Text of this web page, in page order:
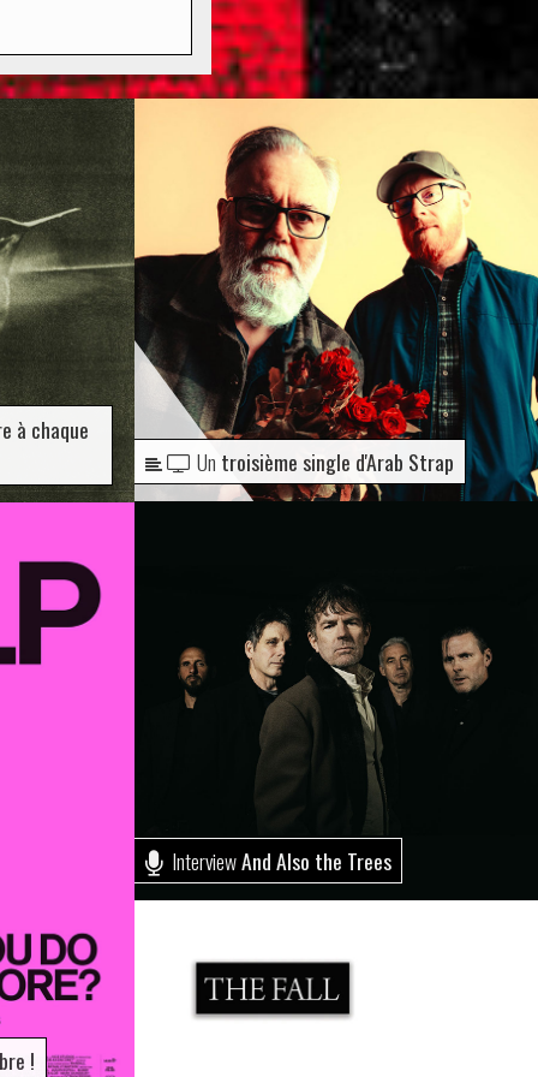
à chaque
Un troisième single d'Arab Strap
InterviewAnd Also the Trees
!